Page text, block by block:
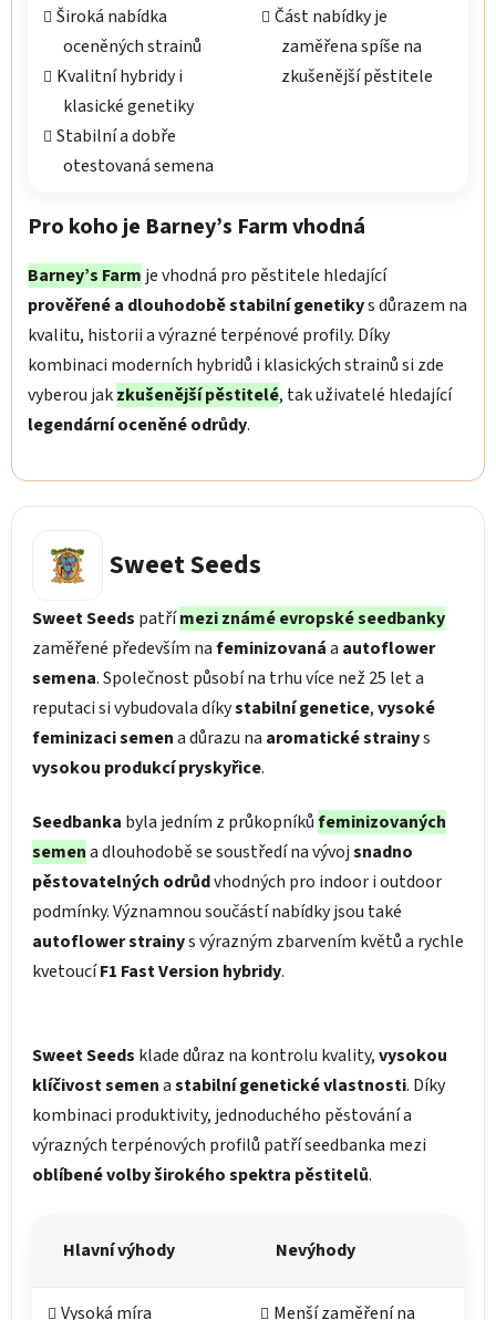
Široká nabídka
oceněných strainů
Kvalitní hybridy i
klasické genetiky
Stabilní a dobře
otestovaná semena
Část nabídky je
zaměřena spíše na
zkušenější pěstitele
Pro koho je Barney’s Farm vhodná
Barney’s Farm je vhodná pro pěstitele hledající
prověřené a dlouhodobě stabilní genetikys důrazem na
kvalitu, historii a výrazné terpénové profily. Díky
kombinaci moderních hybridů i klasických strainů si zde
vyberou jakzkušenější pěstitelé, tak uživatelé hledající
legendární oceněné odrůdy.
Sweet Seeds
Sweet Seeds patřímezi známé evropské seedbanky
zaměřené především nafeminizovanáa autoflower
semena. Společnost působí na trhu více než 25 let a
reputaci si vybudovala díkystabilní genetice,vysoké
feminizaci semena důrazu na aromatické strainys
vysokou produkcí pryskyřice.
Seedbanka byla jedním z průkopníkůfeminizovaných
semena dlouhodobě se soustředí na vývojsnadno
pěstovatelných odrůdvhodných pro indoor i outdoor
podmínky. Významnou součástí nabídky jsou také
autoflower strainys výrazným zbarvením květů a rychle
kvetoucíF1 Fast Version hybridy.
Sweet Seeds klade důraz na kontrolu kvality,vysokou
klíčivost semenastabilní genetické vlastnosti. Díky
kombinaci produktivity, jednoduchého pěstování a
výrazných terpénových profilů patří seedbanka mezi
oblíbené volby širokého spektra pěstitelů.
Hlavní výhody Nevýhody
Vysoká míra Menší zaměření na